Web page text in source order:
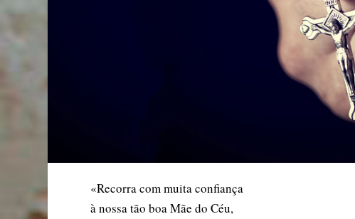
«Recorra com muita confiança
à nossa tão boa Mãe do Céu,